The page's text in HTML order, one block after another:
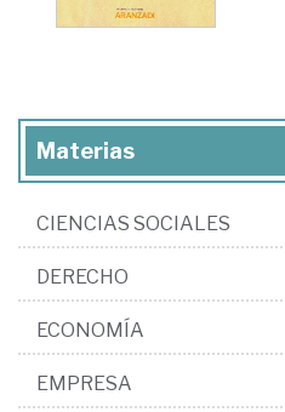
Materias
CIENCIAS SOCIALES
DERECHO
ECONOMÍA
EMPRESA